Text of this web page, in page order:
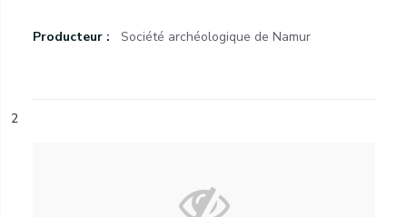
Producteur : Société archéologique de Namur
2